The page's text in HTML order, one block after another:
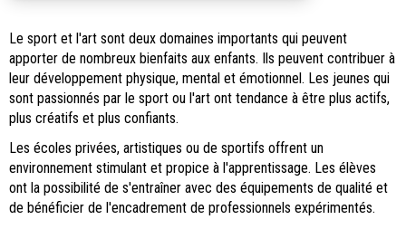
Le sport et l'art sont deux domaines importants qui peuvent
apporter de nombreux bienfaits aux enfants. Ils peuvent contribuer à
leur développement physique, mental et émotionnel. Les jeunes qui
sont passionnés par le sport ou l'art ont tendance à être plus actifs,
plus créatifs et plus confiants.
Les écoles privées, artistiques ou de sportifs offrent un
environnement stimulant et propice à l'apprentissage. Les élèves
ont la possibilité de s'entraîner avec des équipements de qualité et
de bénéficier de l'encadrement de professionnels expérimentés.